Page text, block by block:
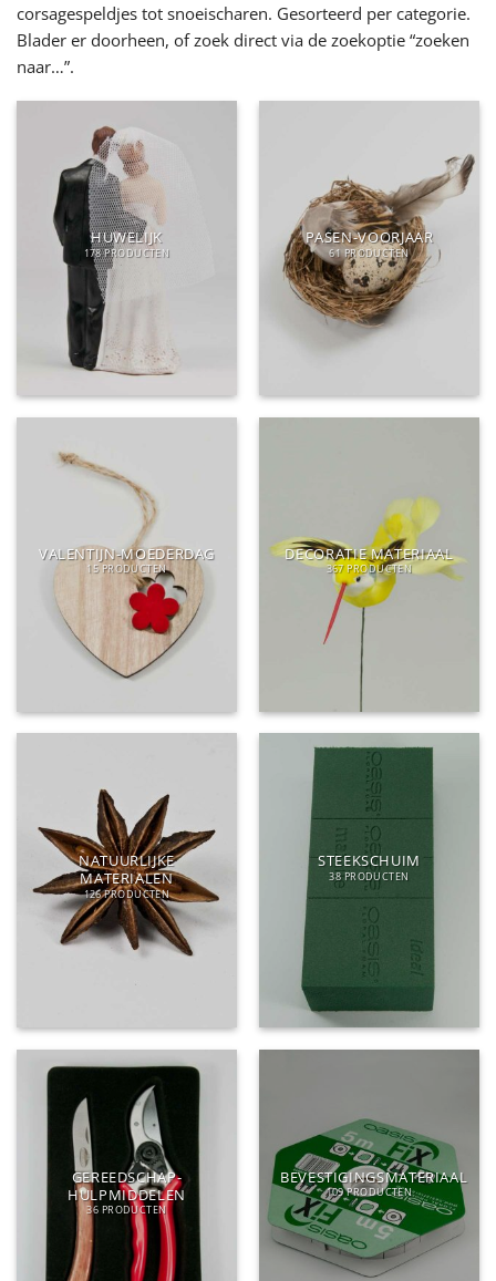
corsagespeldjes tot snoeischaren. Gesorteerd per categorie.
Blader er doorheen, of zoek direct via de zoekoptie “zoeken
naar…”.
HUWELIJK
178 PRODUCTEN
PASEN-VOORJAAR
61 PRODUCTEN
VALENTIJN-MOEDERDAG
15 PRODUCTEN
DECORATIE MATERIAAL
367 PRODUCTEN
NATUURLIJKE
MATERIALEN
126 PRODUCTEN
STEEKSCHUIM
38 PRODUCTEN
GEREEDSCHAP-
HULPMIDDELEN
36 PRODUCTEN
BEVESTIGINGSMATERIAAL
109 PRODUCTEN